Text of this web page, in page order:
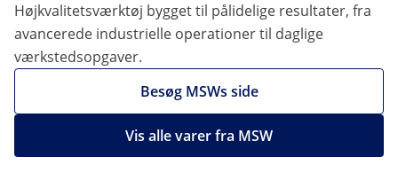
Højkvalitetsværktøj bygget til pålidelige resultater, fra
avancerede industrielle operationer til daglige
værkstedsopgaver.
Besøg MSWs side
Vis alle varer fra MSW